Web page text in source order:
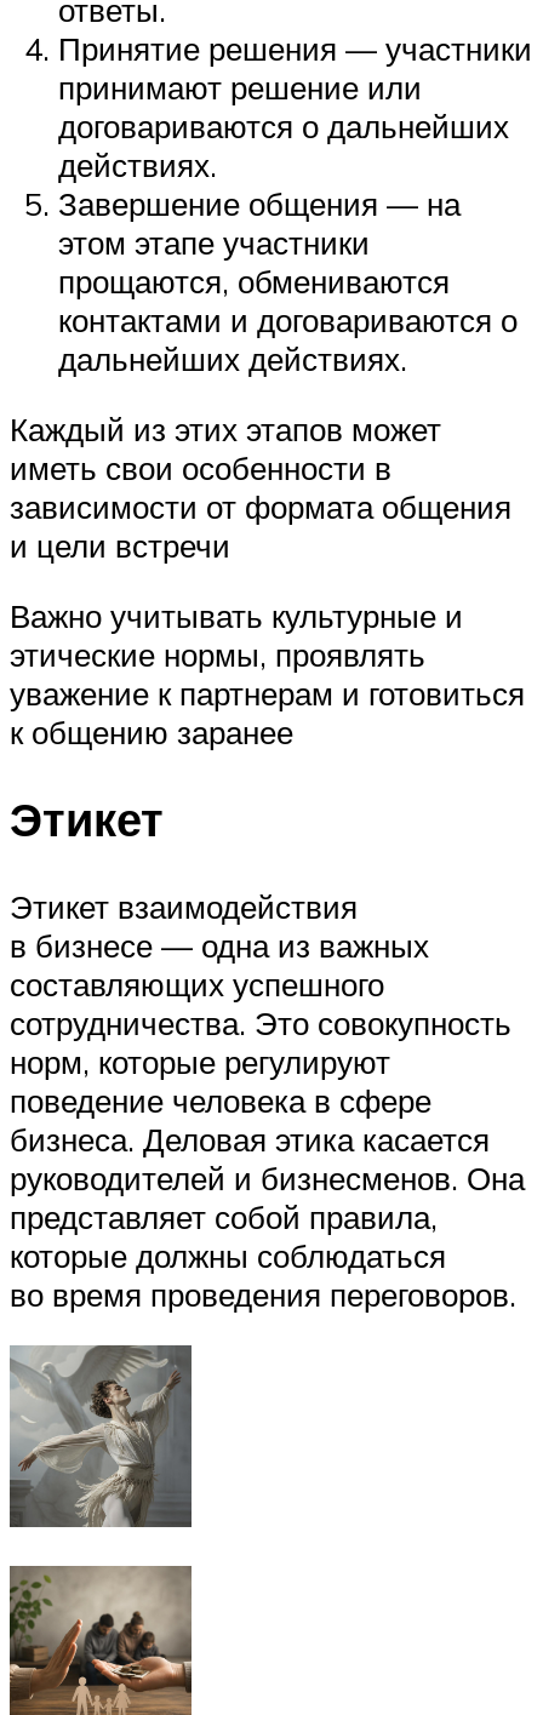
ответы.
Принятие решения — участники
принимают решение или
договариваются о дальнейших
действиях.
Завершение общения — на
этом этапе участники
прощаются, обмениваются
контактами и договариваются о
дальнейших действиях.
Каждый из этих этапов может
иметь свои особенности в
зависимости от формата общения
и цели встречи
Важно учитывать культурные и
этические нормы, проявлять
уважение к партнерам и готовиться
к общению заранее
Этикет
Этикет взаимодействия
в бизнесе — одна из важных
составляющих успешного
сотрудничества. Это совокупность
норм, которые регулируют
поведение человека в сфере
бизнеса. Деловая этика касается
руководителей и бизнесменов. Она
представляет собой правила,
которые должны соблюдаться
во время проведения переговоров.